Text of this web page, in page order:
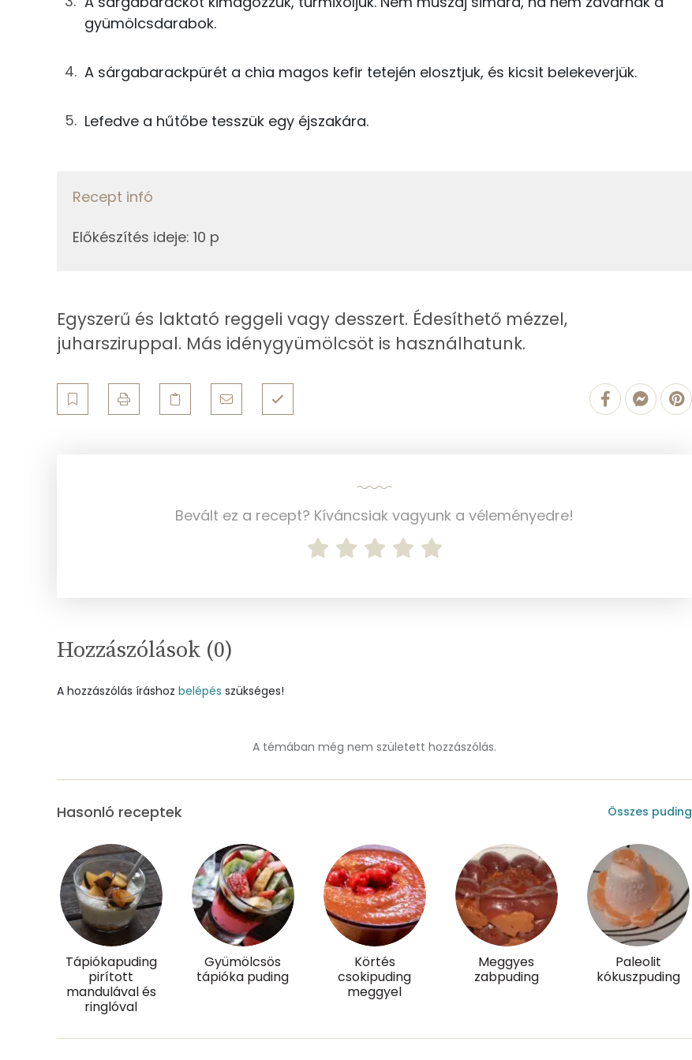
50gsárgabarack 22 kcal
Kálcium
Magnézium
Fehérje
Zsír
Összesen
Telített zsírsav
9 g
Szelén
Kálcium
Foszfor
477 mg
Nátrium
186 mg
Réz
0 mg
Mangán
0 mg
Szénhidrát
Összesen
Cukor
23 mg
gyümölcsdarabok.
A sárgabarackpürét a chia magos kefir tetején elosztjuk, és kicsit belekeverjük.
Lefedve a hűtőbe tesszük egy éjszakára.
Recept infó
Előkészítés ideje: 10 p
Egyszerű és laktató reggeli vagy desszert. Édesíthető mézzel,
juharsziruppal. Más idénygyümölcsöt is használhatunk.
Bevált ez a recept? Kíváncsiak vagyunk a véleményedre!
Hozzászólások (0)
A hozzászólás íráshoz belépés szükséges!
A témában még nem született hozzászólás.
Hasonló receptek Összes puding
Tápiókapuding
pirított
mandulával és
ringlóval
Gyümölcsös
tápióka puding
Körtés
csokipuding
meggyel
Meggyes
zabpuding
Paleolit
kókuszpuding